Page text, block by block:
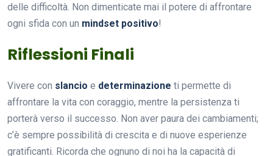
delle difficoltà. Non dimenticate mai il potere di affrontare
ogni sfida con un mindset positivo!
Riflessioni Finali
Vivere con slancio e determinazione ti permette di
affrontare la vita con coraggio, mentre la persistenza ti
porterà verso il successo. Non aver paura dei cambiamenti;
c’è sempre possibilità di crescita e di nuove esperienze
gratificanti. Ricorda che ognuno di noi ha la capacità di